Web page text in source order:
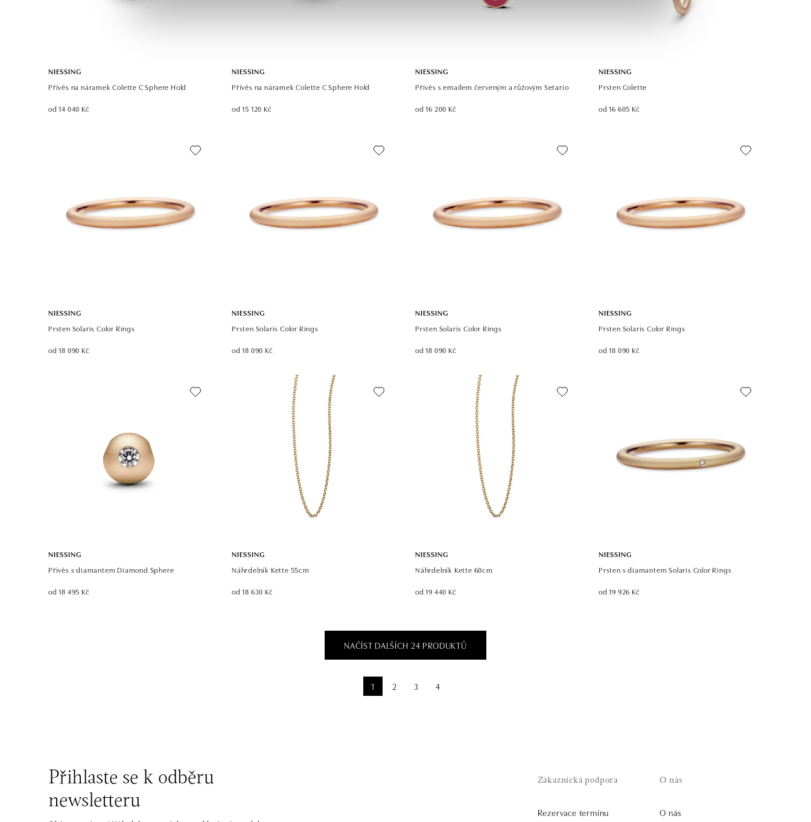
NIESSING
Přívěs na náramek Colette C Sphere Hold
od 14 040 Kč
NIESSING
Přívěs na náramek Colette C Sphere Hold
od 15 120 Kč
NIESSING
Přívěs s emailem červeným a růžovým Setario
od 16 200 Kč
NIESSING
Prsten Colette
od 16 605 Kč
NIESSING
Prsten Solaris Color Rings
od 18 090 Kč
NIESSING
Prsten Solaris Color Rings
od 18 090 Kč
NIESSING
Prsten Solaris Color Rings
od 18 090 Kč
NIESSING
Prsten Solaris Color Rings
od 18 090 Kč
NIESSING
Přívěs s diamantem Diamond Sphere
od 18 495 Kč
NIESSING
Náhrdelník Kette 55cm
od 18 630 Kč
NIESSING
Náhrdelník Kette 60cm
od 19 440 Kč
NIESSING
Prsten s diamantem Solaris Color Rings
od 19 926 Kč
NAČÍST DALŠÍCH 24 PRODUKTŮ
1 2 3 4
Přihlaste se k odběru
newsletteru
Zákaznická podpora
Rezervace termínu
O nás
O nás